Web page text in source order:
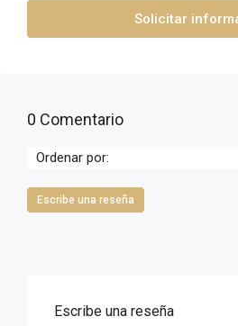
Solicitar
0 Comentario
Ordenar por:
Escribe una reseña
Escribe una reseña